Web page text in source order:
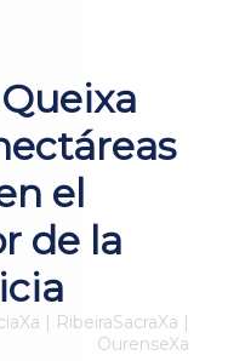
el
de la
| RibeiraSacraXa |
OurenseXa